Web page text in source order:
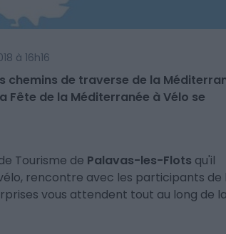
à 16h16
chemins de traverse de la
Fête de la Méditerranée à Vélo se
Tourisme de Palavas-les-Flots qu'il
rencontre avec les participants de
vous attendent tout au long de